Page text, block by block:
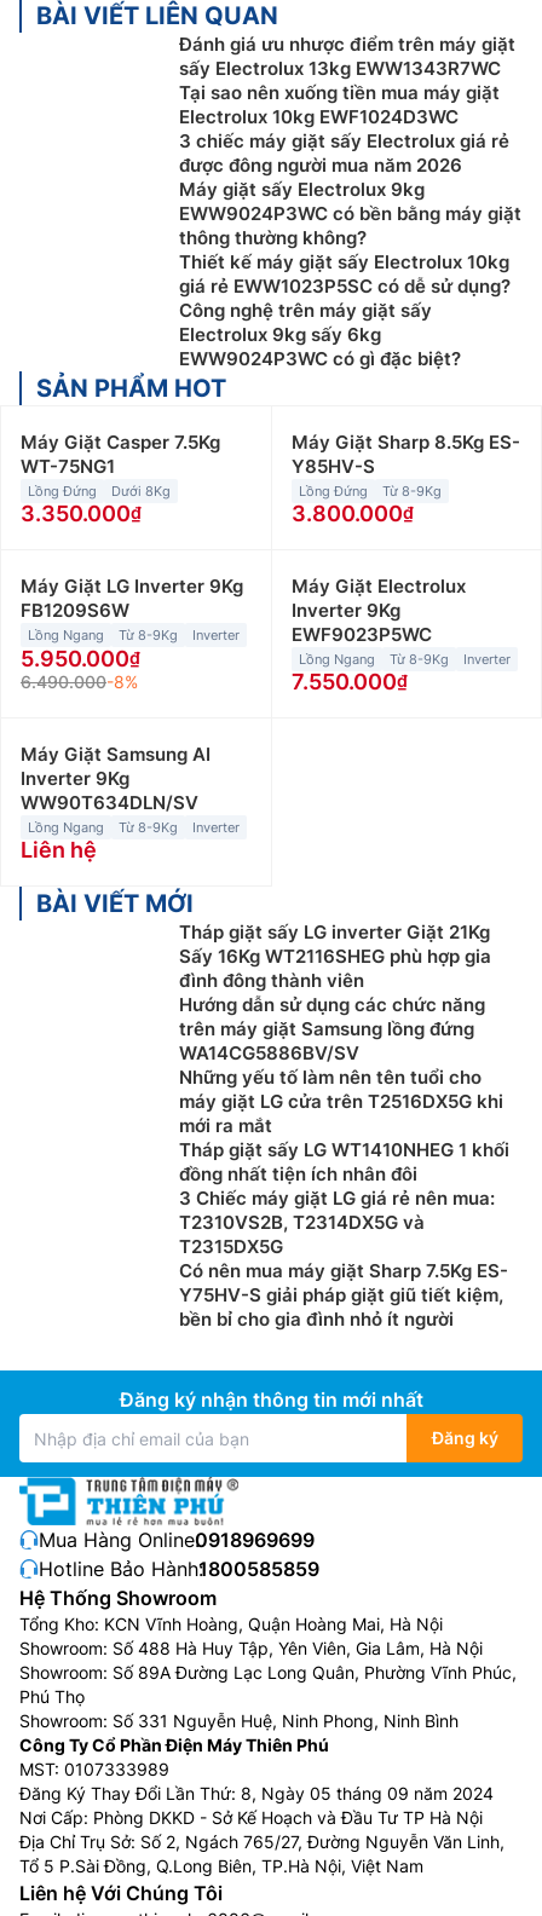
BÀI VIẾT LIÊN QUAN
Đánh giá ưu nhược điểm trên máy giặt
sấy Electrolux 13kg EWW1343R7WC
Tại sao nên xuống tiền mua máy giặt
Electrolux 10kg EWF1024D3WC
3 chiếc máy giặt sấy Electrolux giá rẻ
được đông người mua năm 2026
Máy giặt sấy Electrolux 9kg
EWW9024P3WC có bền bằng máy giặt
thông thường không?
Thiết kế máy giặt sấy Electrolux 10kg
giá rẻ EWW1023P5SC có dễ sử dụng?
Công nghệ trên máy giặt sấy
Electrolux 9kg sấy 6kg
EWW9024P3WC có gì đặc biệt?
SẢN PHẨM HOT
Máy Giặt Casper 7.5Kg
WT-75NG1
Lồng Đứng Dưới 8Kg
3.350.000
Máy Giặt Sharp 8.5Kg ES-
Y85HV-S
Lồng Đứng Từ 8-9Kg
3.800.000
Máy Giặt LG Inverter 9Kg
FB1209S6W
Lồng Ngang Từ 8-9Kg Inverter
5.950.000
6.490.000-8%
Máy Giặt Electrolux
Inverter 9Kg
EWF9023P5WC
Lồng Ngang Từ 8-9Kg Inverter
7.550.000
Máy Giặt Samsung AI
Inverter 9Kg
WW90T634DLN/SV
Lồng Ngang Từ 8-9Kg Inverter
Liên hệ
BÀI VIẾT MỚI
Tháp giặt sấy LG inverter Giặt 21Kg
Sấy 16Kg WT2116SHEG phù hợp gia
đình đông thành viên
Hướng dẫn sử dụng các chức năng
trên máy giặt Samsung lồng đứng
WA14CG5886BV/SV
Những yếu tố làm nên tên tuổi cho
máy giặt LG cửa trên T2516DX5G khi
mới ra mắt
Tháp giặt sấy LG WT1410NHEG 1 khối
đồng nhất tiện ích nhân đôi
3 Chiếc máy giặt LG giá rẻ nên mua:
T2310VS2B, T2314DX5G và
T2315DX5G
Có nên mua máy giặt Sharp 7.5Kg ES-
Y75HV-S giải pháp giặt giũ tiết kiệm,
bền bỉ cho gia đình nhỏ ít người
Đăng ký nhận thông tin mới nhất
Đăng ký
Mua Hàng Online:0918969699
Hotline Bảo Hành:1800585859
Hệ Thống Showroom
Tổng Kho: KCN Vĩnh Hoàng, Quận Hoàng Mai, Hà Nội
Showroom: Số 488 Hà Huy Tập, Yên Viên, Gia Lâm, Hà Nội
Showroom: Số 89A Đường Lạc Long Quân, Phường Vĩnh Phúc,
Phú Thọ
Showroom: Số 331 Nguyễn Huệ, Ninh Phong, Ninh Bình
Công Ty Cổ Phần Điện Máy Thiên Phú
MST: 0107333989
Đăng Ký Thay Đổi Lần Thứ: 8, Ngày 05 tháng 09 năm 2024
Nơi Cấp: Phòng DKKD - Sở Kế Hoạch và Đầu Tư TP Hà Nội
Địa Chỉ Trụ Sở: Số 2, Ngách 765/27, Đường Nguyễn Văn Linh,
Tổ 5 P.Sài Đồng, Q.Long Biên, TP.Hà Nội, Việt Nam
Liên hệ Với Chúng Tôi